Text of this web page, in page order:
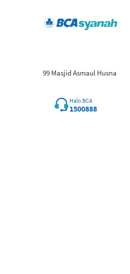
99 Masjid Asmaul Husna
Halo BCA
1500888